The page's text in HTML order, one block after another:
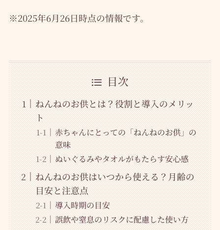
※2025年6月26日時点の情報です。
目次
ねんねのお供とは？役割と導入のメリッ
ト
赤ちゃんにとっての「ねんねのお供」の
意味
ぬいぐるみやタオルがもたらす安心感
ねんねのお供はいつから使える？月齢の
目安と注意点
導入時期の目安
誤飲や窒息のリスクに配慮した使い方